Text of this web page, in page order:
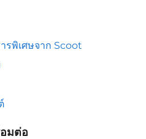
รพิเศษจาก Scoot
มต่อ